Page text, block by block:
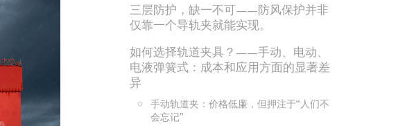
三层防护，缺一不可——防风保护并非
仅靠一个导轨夹就能实现。
如何选择轨道夹具？——手动、电动、
电液弹簧式：成本和应用方面的显著差
异
手动轨道夹：价格低廉，但押注于“人们不
会忘记”